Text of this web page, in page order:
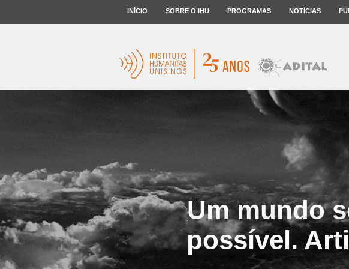
INÍCIO SOBRE O IHU PROGRAMAS NOTÍCIAS
Um mundo
possível.